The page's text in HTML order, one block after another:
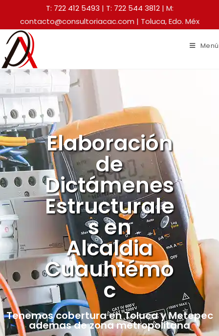
T: 722 412 5493 | T: 722 544 3812| M:
contacto@consultoriacac.com | Toluca, Edo. Méx
Menú
Elaboración
de
Dictámenes
Estructurale
s en
Alcaldia
Cuauhtémo
c
Tenemos cobertura en Toluca y Metepec
ademas de zona metropolitana